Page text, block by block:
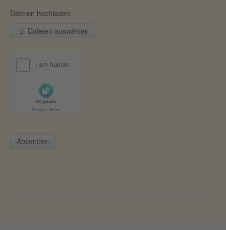
Dateien hochladen
Dateien auswählen
Absenden